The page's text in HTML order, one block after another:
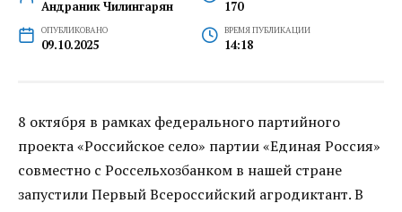
Андраник Чилингарян 170
ОПУБЛИКОВАНО
09.10.2025
ВРЕМЯ ПУБЛИКАЦИИ
14:18
8 октября в рамках федерального партийного
проекта «Российское село» партии «Единая Россия»
совместно с Россельхозбанком в нашей стране
запустили Первый Всероссийский агродиктант. В